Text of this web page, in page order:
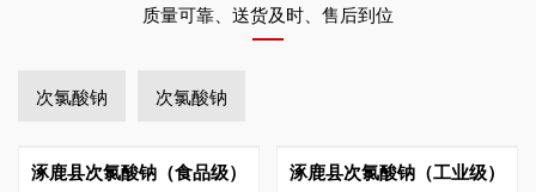
质量可靠、送货及时、售后到位
次氯酸钠 次氯酸钠
涿鹿县次氯酸钠（食品级） 涿鹿县次氯酸钠（工业级）